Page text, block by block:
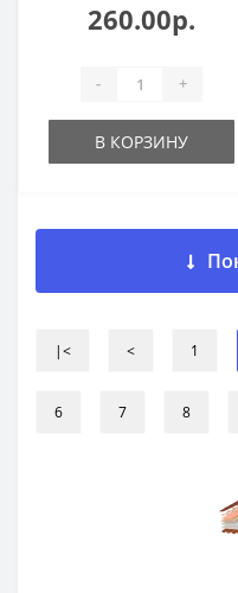
260.00р.
- +
В КОРЗИНУ
|< < 1
6 7 8